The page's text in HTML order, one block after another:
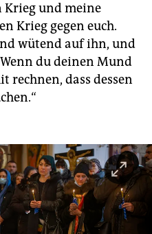
und meine
Krieg gegen euch.
wütend auf ihn, und
du deinen Mund
rechnen, dass dessen